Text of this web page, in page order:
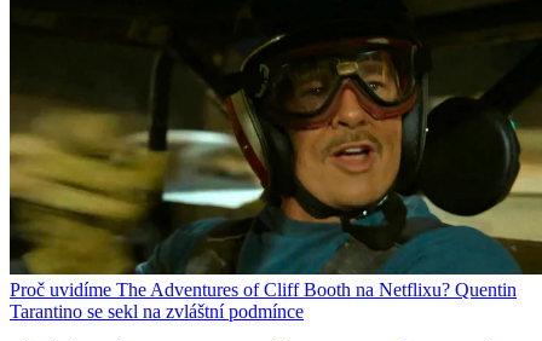
Proč uvidíme The Adventures of Cliff Booth na Netflixu? Quentin
Tarantino se sekl na zvláštní podmínce